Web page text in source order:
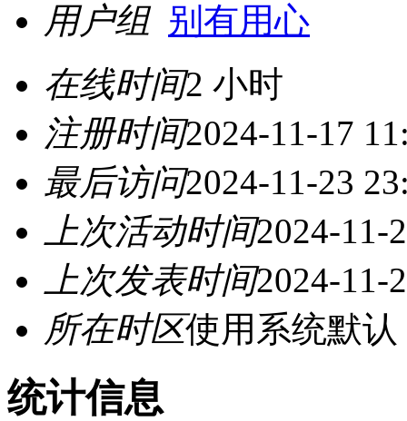
用户组 别有用心
在线时间2 小时
注册时间2024-11-17
最后访问2024-11-23
上次活动时间2024-11-
上次发表时间2024-11-
所在时区使用系统默认
统计信息